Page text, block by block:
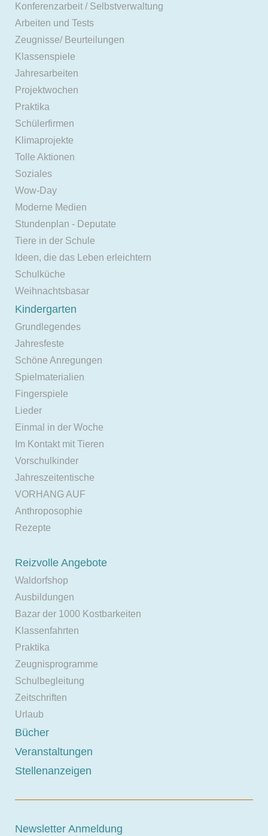
Konferenzarbeit / Selbstverwaltung
Arbeiten und Tests
Zeugnisse/ Beurteilungen
Klassenspiele
Jahresarbeiten
Projektwochen
Praktika
Schülerfirmen
Klimaprojekte
Tolle Aktionen
Soziales
Wow-Day
Moderne Medien
Stundenplan - Deputate
Tiere in der Schule
Ideen, die das Leben erleichtern
Schulküche
Weihnachtsbasar
Kindergarten
Grundlegendes
Jahresfeste
Schöne Anregungen
Spielmaterialien
Fingerspiele
Lieder
Einmal in der Woche
Im Kontakt mit Tieren
Vorschulkinder
Jahreszeitentische
VORHANG AUF
Anthroposophie
Rezepte
Reizvolle Angebote
Waldorfshop
Ausbildungen
Bazar der 1000 Kostbarkeiten
Klassenfahrten
Praktika
Zeugnisprogramme
Schulbegleitung
Zeitschriften
Urlaub
Bücher
Veranstaltungen
Stellenanzeigen
Newsletter Anmeldung